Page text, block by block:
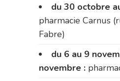
du 30 octobre
pharmacie Carnus
Fabre)
du 6 au 9
novembre :